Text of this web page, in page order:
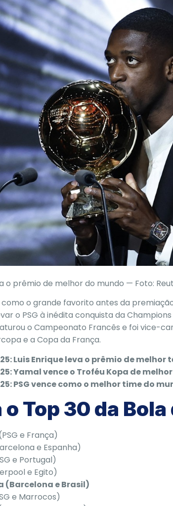
o prêmio de melhor do mundo — Foto:
o grande favorito antes da
o PSG à inédita conquista da
o Campeonato Francês e foi vice-
e a Copa da França.
Luis Enrique leva o prêmio de melhor
Yamal vence o Troféu Kopa de
PSG vence como o melhor time do
Top 30 da
e França)
e Espanha)
e Portugal)
e Egito)
(Barcelona e Brasil)
e Marrocos)